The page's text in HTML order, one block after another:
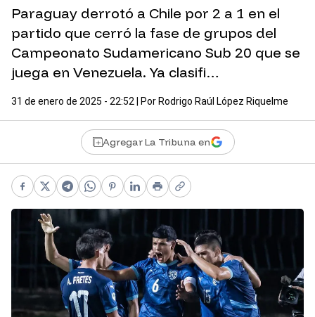
Paraguay derrotó a Chile por 2 a 1 en el
partido que cerró la fase de grupos del
Campeonato Sudamericano Sub 20 que se
juega en Venezuela. Ya clasifi…
31 de enero de 2025 - 22:52 | Por Rodrigo Raúl López Riquelme
Agregar La Tribuna en
Facebook
X Telegram
WhatsApp
Pinterest
LinkedIn
PrintCopy link